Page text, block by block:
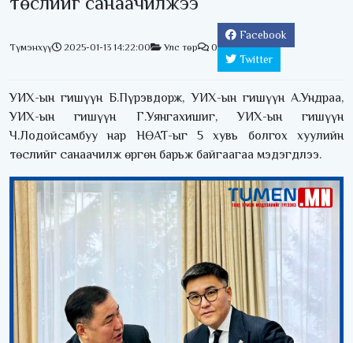
Түмэнхүү 2025-01-13 14:22:00 Улс төр 0
Facebook
Twitter
УИХ-ын гишүүн Б.Пүрэвдорж, УИХ-ын гишүүн А.Ундраа,
УИХ-ын гишүүн Г.Уянгахишиг, УИХ-ын гишүүн
Ч.Лодойсамбуу нар НӨАТ-ыг 5 хувь болгох хуулийн
төслийг санаачилж өргөн барьж байгаагаа мэдэгдлээ.